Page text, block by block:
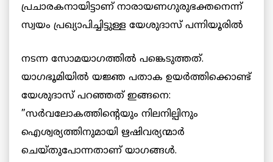
പ്രചാരകനായിട്ടാണ് നാരായണഗുരുഭക്തനെന്ന്
സ്വയം പ്രഖ്യാപിച്ചിട്ടുള്ള യേശുദാസ് പന്നിയൂരില്‍
നടന്ന സോമയാഗത്തില്‍ പങ്കെടുത്തത്.
യാഗഭൂമിയില്‍ യജ്ഞ പതാക ഉയര്‍ത്തിക്കൊണ്ട്
യേശുദാസ് പറഞ്ഞത് ഇങ്ങനെ:
”സര്‍വലോകത്തിന്റെയും നിലനില്പിനും
ഐശ്വര്യത്തിനുമായി ഋഷിവര്യന്മാര്‍
ചെയ്തുപോന്നതാണ് യാഗങ്ങള്‍.